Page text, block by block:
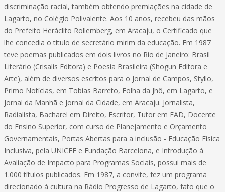
discriminação racial, também obtendo premiações na cidade de
Lagarto, no Colégio Polivalente. Aos 10 anos, recebeu das mãos
do Prefeito Heráclito Rollemberg, em Aracaju, o Certificado que
lhe concedia o título de secretário mirim da educação. Em 1987
teve poemas publicados em dois livros no Rio de Janeiro: Brasil
Literário (Crisalis Editora) e Poesia Brasileira (Shogun Editora e
Arte), além de diversos escritos para o Jornal de Campos, Styllo,
Primo Notícias, em Tobias Barreto, Folha da Jhô, em Lagarto, e
Jornal da Manhã e Jornal da Cidade, em Aracaju. Jornalista,
Radialista, Bacharel em Direito, Escritor, Tutor em EAD, Docente
do Ensino Superior, com curso de Planejamento e Orçamento
Governamentais, Portas Abertas para a inclusão - Educação Física
Inclusiva, pela UNICEF e Fundação Barcelona, e Introdução à
Avaliação de Impacto para Programas Sociais, possui mais de
1.000 títulos publicados. Em 1987, a convite, fez um programa
direcionado à cultura na Rádio Progresso de Lagarto, fato que o